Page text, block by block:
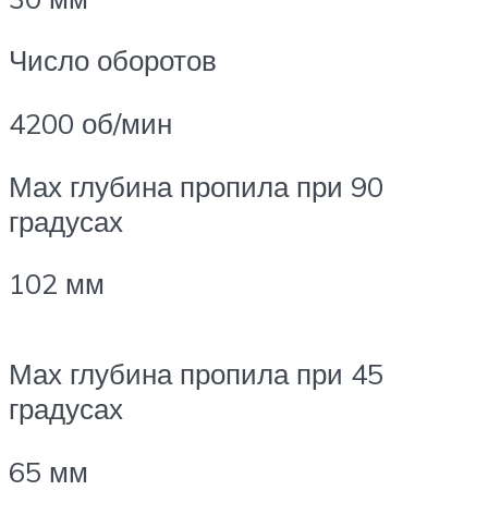
Число оборотов
4200 об/мин
Мах глубина пропила при 90
градусах
102 мм
Мах глубина пропила при 45
градусах
65 мм